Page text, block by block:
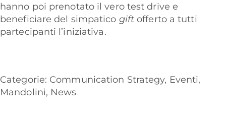
hanno poi prenotato il vero test drive e
beneficiare del simpatico gift offerto a tutti
partecipanti l’iniziativa.
Categorie: Communication Strategy, Eventi,
Mandolini, News